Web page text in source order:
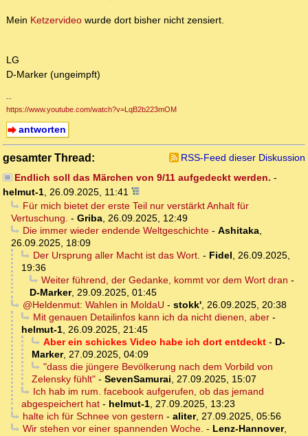
Mein Ketzervideo wurde dort bisher nicht zensiert.
LG
D-Marker (ungeimpft)
--
https://www.youtube.com/watch?v=LqB2b223mOM
antworten
gesamter Thread:
RSS-Feed dieser Diskussion
Endlich soll das Märchen von 9/11 aufgedeckt werden. -
helmut-1, 26.09.2025, 11:41
Für mich bietet der erste Teil nur verstärkt Anhalt für
Vertuschung. - Griba, 26.09.2025, 12:49
Die immer wieder endende Weltgeschichte- Ashitaka,
26.09.2025, 18:09
Der Ursprung aller Macht ist das Wort. - Fidel, 26.09.2025,
19:36
Weiter führend, der Gedanke, kommt vor dem Wort dran -
D-Marker, 29.09.2025, 01:45
@Heldenmut: Wahlen in MoldaU - stokk', 26.09.2025, 20:38
Mit genauen Detailinfos kann ich da nicht dienen, aber-
helmut-1, 26.09.2025, 21:45
Aber ein schickes Video habe ich dort entdeckt- D-
Marker, 27.09.2025, 04:09
"dass die jüngere Bevölkerung nach dem Vorbild von
Zelensky fühlt" - SevenSamurai, 27.09.2025, 15:07
Ich hab im rum. facebook aufgerufen, ob das jemand
abgespeichert hat - helmut-1, 27.09.2025, 13:23
halte ich für Schnee von gestern - aliter, 27.09.2025, 05:56
Wir stehen vor einer spannenden Woche. - Lenz-Hannover,